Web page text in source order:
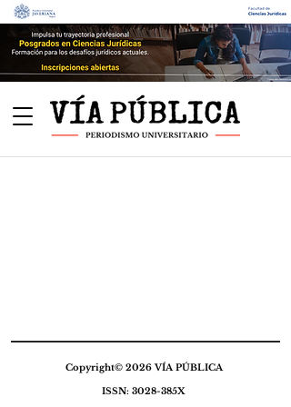
Copyright© 2026 VÍA PÚBLICA
ISSN: 3028-385X